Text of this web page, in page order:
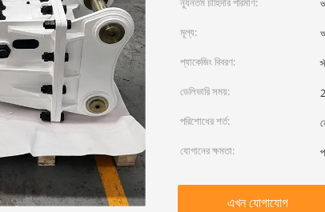
মূল্য:
প্যাকেজিং বিবরণ:
ডেলিভারি সময়:
পরিশোধের শর্ত:
যোগানের ক্ষমতা:
এখন যোগাযোগ